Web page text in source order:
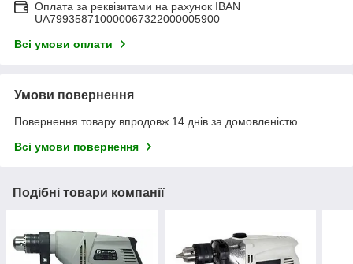
Оплата за реквізитами на рахунок IBAN
UA799358710000067322000005900
Всі умови оплати
Умови повернення
Повернення товару впродовж 14 днів за домовленістю
Всі умови повернення
Подібні товари компанії